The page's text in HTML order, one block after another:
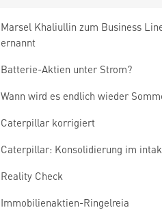
Marsel Khaliullin zum Business
ernannt
Batterie-Aktien unter Strom?
Wann wird es endlich ­wieder
Caterpillar korrigiert
Caterpillar: Konsolidierung im
Reality Check
Immobilienaktien-Ringelreia